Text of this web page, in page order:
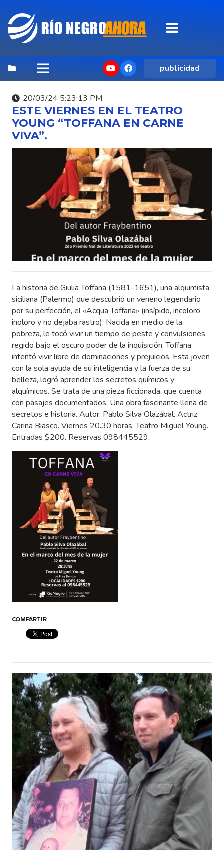
publicidad
20/03/24 5:23:13 PM
ESTE VIERNES EN EL TEATRO
YOUNG “TOFFANA EN CARNE
VIVA”.
La historia de Giulia Toffana (1581-1651), una alquimista
siciliana (Palermo) que descubrió un veneno legendario
por su perfección, el «Acqua Toffana» (insípido, incoloro,
inoloro y no dejaba rastro). Nacida en medio de la
pobreza, le tocó vivir un tiempo de peste y convulsiones,
regido bajo el oscuro poder de la inquisición. Toffana
intentó vivir libre de dominaciones y prejuicios. Esta joven
con la sola ayuda de su inteligencia y la fuerza de su
belleza, logró aprender los secretos químicos y
alquímicos. Se trata de una pieza ficcionada, que cuenta
con pasajes documentados. Una obra fascinante llena de
secretos e historia. Autor: Pablo Silva Olazábal. Actriz:
Carina Biasco. Viernes 20.30 horas. Teatro Miguel Young.
Entradas $200. Reservas 098445529.
COMPARTIR